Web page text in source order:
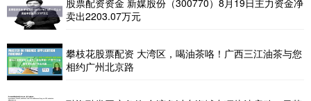
卖出2203.07万元
攀枝花股票配资 大湾区，喝油茶咯！广西三江油茶与您
相约广州北京路